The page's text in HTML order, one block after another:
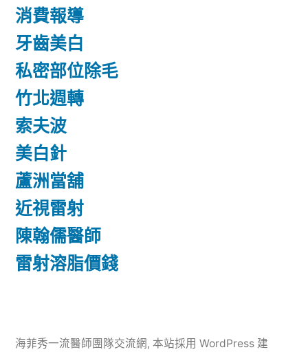
消費報導
牙齒美白
私密部位除毛
竹北週轉
索夫波
美白針
蘆洲當舖
近視雷射
陳翰儒醫師
雷射溶脂價錢
海菲秀一流醫師團隊交流網, 本站採用 WordPress 建